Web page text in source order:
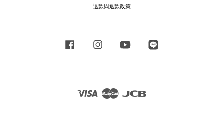
退款與退款政策
Facebook Instagram YouTube
Visa Master